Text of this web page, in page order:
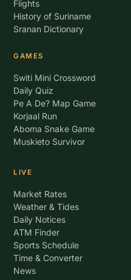
Flights
History of Suriname
Sranan Dictionary
GAMES
Switi Mini Crossword
Daily Quiz
Pe A De? Map Game
Korjaal Run
Aboma Snake Game
Muskieto Survivor
LIVE
Market Rates
Weather & Tides
Daily Notices
ATM Finder
Sports Schedule
Time & Converter
News